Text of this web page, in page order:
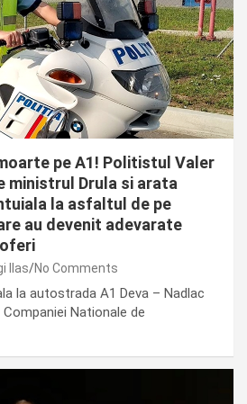
pe A1! Politistul Valer
ministrul Drula si arata
la asfaltul de pe
au devenit adevarate
Ilas No Comments
la autostrada A1 Deva – Nadlac
Nationale de